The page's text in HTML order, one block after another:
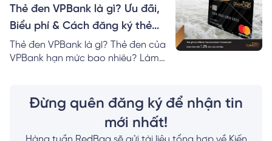
nhất!
Thẻ đen VPBank là gì? Ưu đãi,
Biểu phí & Cách đăng ký thẻ
Online
Thẻ đen VPBank là gì? Thẻ đen của
VPBank hạn mức bao nhiêu? Làm
đen của VPBank nhanh nhất!
Đừng quên đăng ký để nhận tin
mới nhất!